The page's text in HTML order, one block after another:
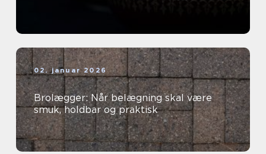
02. januar 2026
Brolægger: Når belægning skal være
smuk, holdbar og praktisk